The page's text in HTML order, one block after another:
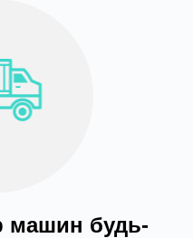
машин будь-